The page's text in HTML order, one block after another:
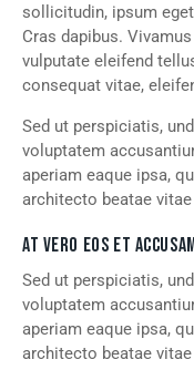
sollicitudin, ipsum
Cras dapibus.
vulputate eleifend
consequat vitae,
Sed ut perspiciatis,
voluptatem
aperiam eaque ipsa,
architecto beatae
AT VERO EOS ET ACCUSAM
Sed ut perspiciatis,
voluptatem
aperiam eaque ipsa,
architecto beatae